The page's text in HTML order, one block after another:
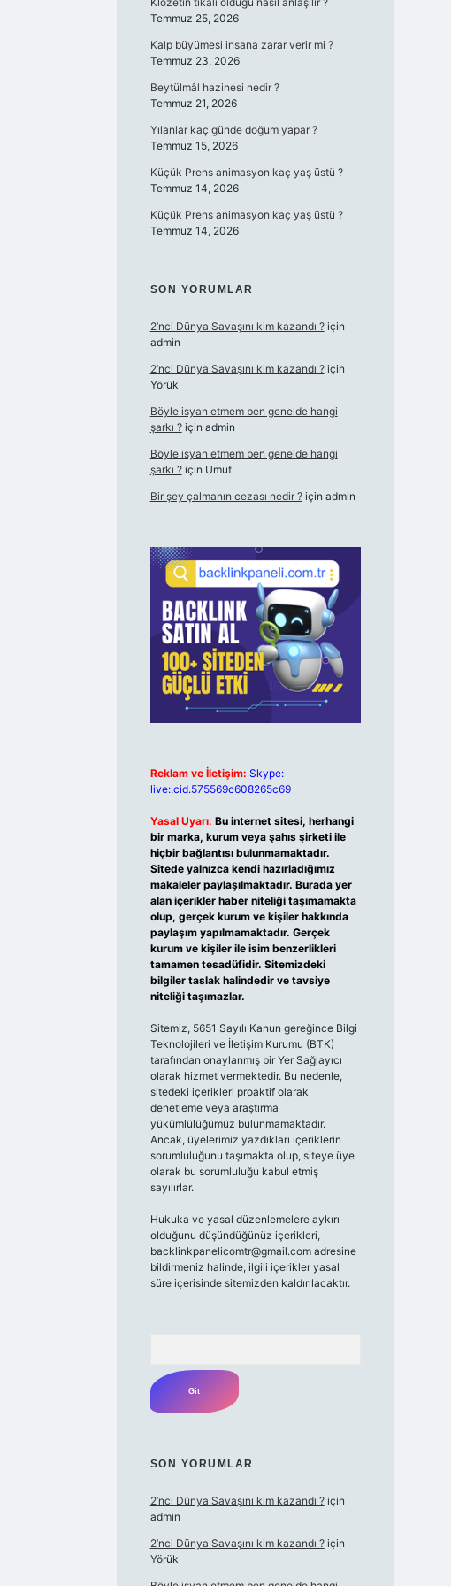
Temmuz 25, 2026
Kalp büyümesi insana zarar verir mi ?
Temmuz 23, 2026
Beytülmâl hazinesi nedir ?
Temmuz 21, 2026
Yılanlar kaç günde doğum yapar ?
Temmuz 15, 2026
Küçük Prens animasyon kaç yaş üstü ?
Temmuz 14, 2026
Küçük Prens animasyon kaç yaş üstü ?
Temmuz 14, 2026
SON YORUMLAR
2’nci Dünya Savaşını kim kazandı ?için
admin
2’nci Dünya Savaşını kim kazandı ?için
Yörük
Böyle isyan etmem ben genelde hangi
şarkı ?için admin
Böyle isyan etmem ben genelde hangi
şarkı ?için Umut
Bir şey çalmanın cezası nedir ?için admin
Reklam ve İletişim: Skype:
live:.cid.575569c608265c69
Yasal Uyarı: Bu internet sitesi, herhangi
bir marka, kurum veya şahıs şirketi ile
hiçbir bağlantısı bulunmamaktadır.
Sitede yalnızca kendi hazırladığımız
makaleler paylaşılmaktadır. Burada yer
alan içerikler haber niteliği taşımamakta
olup, gerçek kurum ve kişiler hakkında
paylaşım yapılmamaktadır. Gerçek
kurum ve kişiler ile isim benzerlikleri
tamamen tesadüfidir. Sitemizdeki
bilgiler taslak halindedir ve tavsiye
niteliği taşımazlar.
Sitemiz, 5651 Sayılı Kanun gereğince Bilgi
Teknolojileri ve İletişim Kurumu (BTK)
tarafından onaylanmış bir Yer Sağlayıcı
olarak hizmet vermektedir. Bu nedenle,
sitedeki içerikleri proaktif olarak
denetleme veya araştırma
yükümlülüğümüz bulunmamaktadır.
Ancak, üyelerimiz yazdıkları içeriklerin
sorumluluğunu taşımakta olup, siteye üye
olarak bu sorumluluğu kabul etmiş
sayılırlar.
Hukuka ve yasal düzenlemelere aykırı
olduğunu düşündüğünüz içerikleri,
backlinkpanelicomtr@gmail.comadresine
bildirmeniz halinde, ilgili içerikler yasal
süre içerisinde sitemizden kaldırılacaktır.
SON YORUMLAR
2’nci Dünya Savaşını kim kazandı ?için
admin
2’nci Dünya Savaşını kim kazandı ?için
Yörük